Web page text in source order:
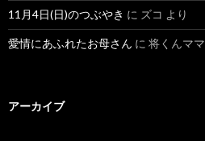
11月4日(日)のつぶやき に ズコ より
愛情にあふれたお母さん に 将くんママ
アーカイブ